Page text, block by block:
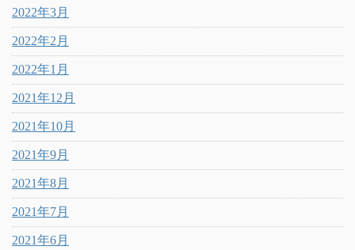
2022年3月
2022年2月
2022年1月
2021年12月
2021年10月
2021年9月
2021年8月
2021年7月
2021年6月